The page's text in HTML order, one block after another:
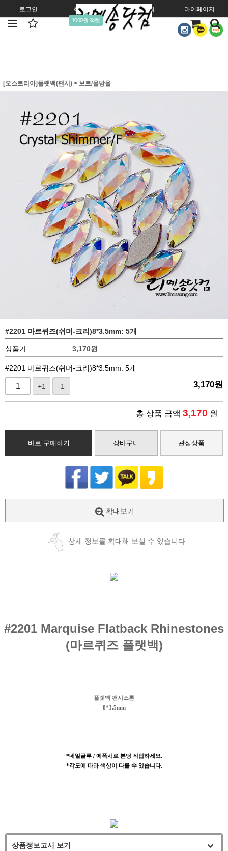
로그인 회원가입
1000원 적립
주문조회 마이페이지
[오스트리아]플랫백(팬시) > 보트/물방울
#2201 마르퀴즈(쉬머-크리)8*3.5mm: 5개
상품가 3,170원
#2201 마르퀴즈(쉬머-크리)8*3.5mm: 5개
+1 -1 3,170원
총 상품 금액 3,170 원
바로 구매하기 장바구니 관심상품
확대보기
상세 정보를 확대해 보실 수 있습니다
#2201 Marquise Flatback Rhinestones
(마르퀴즈 플랫백)
플랫백 팬시스톤
8*3.5mm
*네일글루 / 에폭시로 본딩 작업하세요.
*각도에 따라 색상이 다를 수 있습니다.
상품정보고시 보기